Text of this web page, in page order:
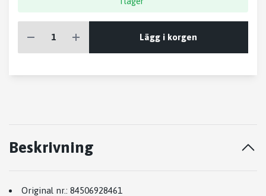
Lägg i korgen
Beskrivning
Original nr.: 84506928461